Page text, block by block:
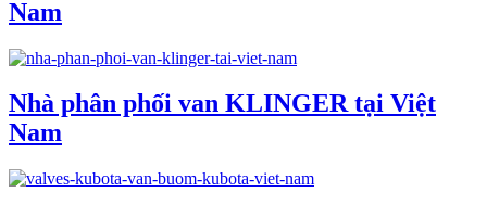
Nam
Nhà phân phối van KLINGER tại Việt
Nam